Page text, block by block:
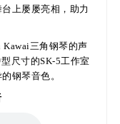
上屡屡亮相，助力
Kawai三角钢琴的声
尺寸的SK-5工作室
钢琴音色。